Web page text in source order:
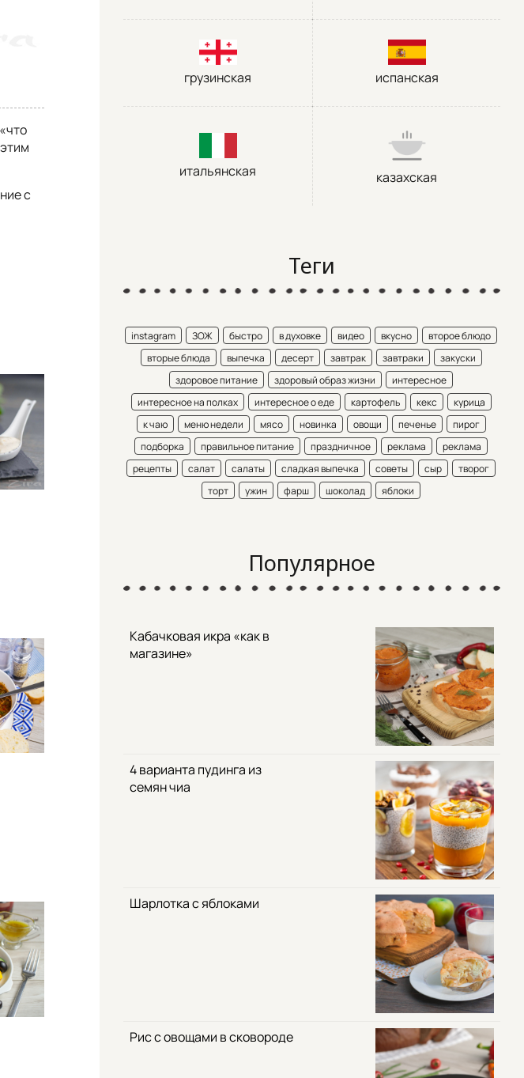
с
грузинская испанская
итальянская казахская
Теги
instagram ЗОЖ быстро в духовке видео вкусно
второе блюдо
вторые блюда
выпечка десерт завтрак завтраки
закуски
здоровое питание
здоровый образ жизни
интересное
интересное на полках
интересное о еде картофель кекс
курица
к чаю
меню недели мясо новинка овощи печенье
пирог
подборка
правильное питание праздничное реклама
реклама
рецепты
салат салаты сладкая выпечка советы сыр
творог
торт
ужин фарш шоколад яблоки
Популярное
Кабачковая икра «как в
магазине»
4 варианта пудинга из
семян чиа
Шарлотка с яблоками
Рис с овощами в сковороде